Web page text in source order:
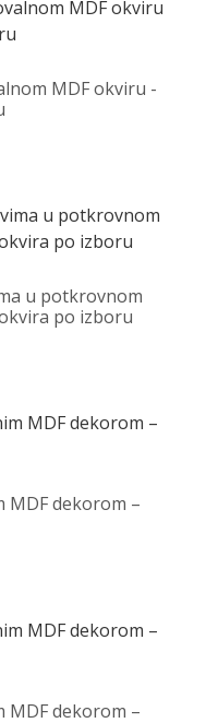
MDF okviru -
u potkrovnom
po izboru
MDF dekorom –
MDF dekorom –